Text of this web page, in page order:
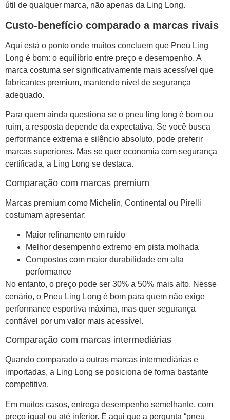
útil de qualquer marca, não apenas da Ling Long.
Custo-benefício comparado a marcas rivais
Aqui está o ponto onde muitos concluem que Pneu Ling
Long é bom: o equilíbrio entre preço e desempenho. A
marca costuma ser significativamente mais acessível que
fabricantes premium, mantendo nível de segurança
adequado.
Para quem ainda questiona se o pneu ling long é bom ou
ruim, a resposta depende da expectativa. Se você busca
performance extrema e silêncio absoluto, pode preferir
marcas superiores. Mas se quer economia com segurança
certificada, a Ling Long se destaca.
Comparação com marcas premium
Marcas premium como Michelin, Continental ou Pirelli
costumam apresentar:
Maior refinamento em ruído
Melhor desempenho extremo em pista molhada
Compostos com maior durabilidade em alta
performance
No entanto, o preço pode ser 30% a 50% mais alto. Nesse
cenário, o Pneu Ling Long é bom para quem não exige
performance esportiva máxima, mas quer segurança
confiável por um valor mais acessível.
Comparação com marcas intermediárias
Quando comparado a outras marcas intermediárias e
importadas, a Ling Long se posiciona de forma bastante
competitiva.
Em muitos casos, entrega desempenho semelhante, com
preço igual ou até inferior. É aqui que a pergunta “pneu